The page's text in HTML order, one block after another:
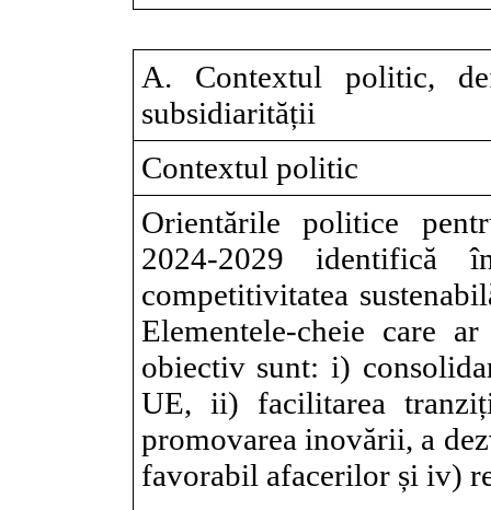
A. Contextul politic,
subsidiarității
Contextul politic
Orientările politice
2024-2029 identifică
competitivitatea
Elementele-cheie care
obiectiv sunt: i)
UE, ii) facilitarea
promovarea inovării, a
favorabil afacerilor și iv)